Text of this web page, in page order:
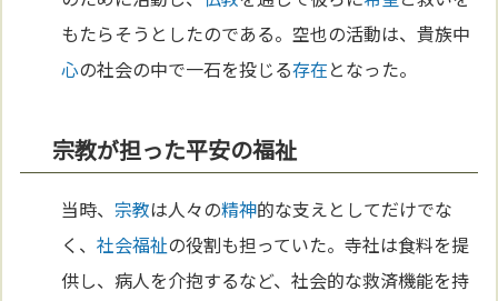
もたらそうとしたのである。空也の活動は、貴族中
心の社会の中で一石を投じる存在となった。
宗教が担った平安の福祉
当時、 宗教は人々の精神的な支えとしてだけでな
く、社会福祉の役割も担っていた。寺社は食料を提
供し、病人を介抱するなど、社会的な救済機能を持